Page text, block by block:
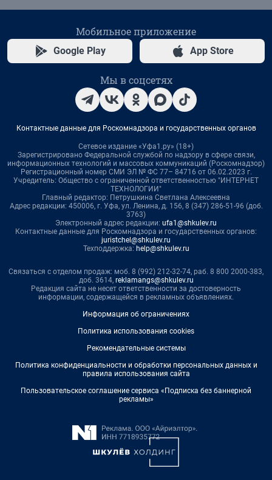
Мобильное приложение
Google Play App Store
Мы в соцсетях
Контактные данные для Роскомнадзора и государственных органов
Сетевое издание «Уфа1.ру» (18+)
Зарегистрировано Федеральной службой по надзору в сфере связи,
информационных технологий и массовых коммуникаций (Роскомнадзор)
Регистрационный номер СМИ ЭЛ № ФС 77– 84716 от 06.02.2023 г.
Учредитель: Общество с ограниченной ответственностью "ИНТЕРНЕТ
ТЕХНОЛОГИИ"
Главный редактор: Петрушкина Светлана Алексеевна
Адрес редакции: 450006, г. Уфа, ул. Ленина, д. 156, 8 (347) 286-51-96 (доб.
3763)
Электронный адрес редакции: ufa1@shkulev.ru
Контактные данные для Роскомнадзора и государственных органов:
juristchel@shkulev.ru
Техподдержка: help@shkulev.ru
Связаться с отделом продаж: моб. 8 (992) 212-32-74, раб. 8 800 2000-383,
доб. 3614, reklamangs@shkulev.ru
Редакция сайта не несет ответственности за достоверность
информации, содержащейся в рекламных объявлениях.
Информация об ограничениях
Политика использования cookies
Рекомендательные системы
Политика конфиденциальности и обработки персональных данных и
правила использования сайта
Пользовательское соглашение сервиса «Подписка без баннерной
рекламы»